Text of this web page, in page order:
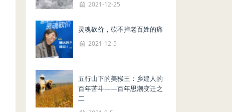
2021-12-25
灵魂砍价，砍不掉老百姓的痛
2021-12-5
五行山下的美猴王：乡建人的
百年苦斗——百年思潮变迁之
二